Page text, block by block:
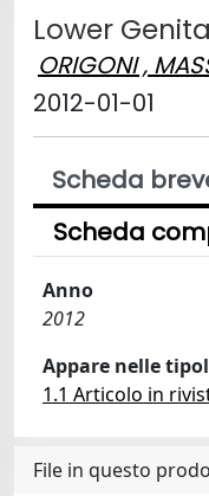
Lower
ORIGONI ,
2012-01-01
Scheda
Scheda
Anno
2012
Appare nelle
1.1 Articolo in
File in questo